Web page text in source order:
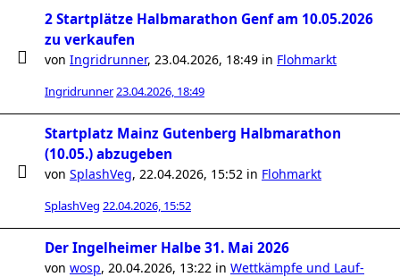
2 Startplätze Halbmarathon Genf am 10.05.2026
zu verkaufen
von Ingridrunner, 23.04.2026, 18:49 in Flohmarkt
Ingridrunner23.04.2026, 18:49
Startplatz Mainz Gutenberg Halbmarathon
(10.05.) abzugeben
von SplashVeg, 22.04.2026, 15:52 in Flohmarkt
SplashVeg 22.04.2026, 15:52
Der Ingelheimer Halbe 31. Mai 2026
von wosp, 20.04.2026, 13:22 in Wettkämpfe und Lauf-